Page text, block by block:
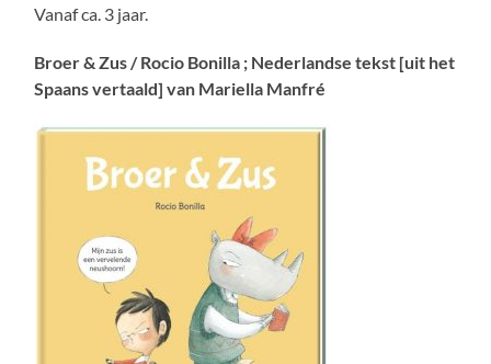
Vanaf ca. 3 jaar.
Broer & Zus / Rocio Bonilla ; Nederlandse tekst [uit het
Spaans vertaald] van Mariella Manfré